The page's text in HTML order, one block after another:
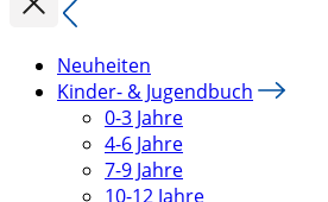
Neuheiten
Kinder- & Jugendbuch
0-3 Jahre
4-6 Jahre
7-9 Jahre
10-12 Jahre